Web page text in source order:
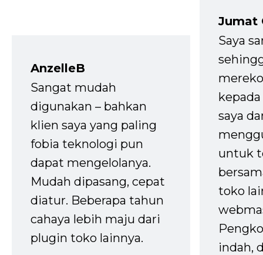
AnzelleB
Sangat mudah
digunakan – bahkan
klien saya yang paling
fobia teknologi pun
dapat mengelolanya.
Mudah dipasang, cepat
diatur. Beberapa tahun
cahaya lebih maju dari
plugin toko lainnya.
Jumat
Saya
saya
untuk
toko
indah,